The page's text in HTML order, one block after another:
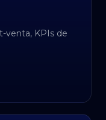
venta, KPIs de